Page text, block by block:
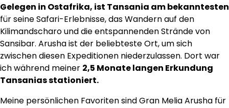
Gelegen in Ostafrika, ist Tansania am bekanntesten
für seine Safari-Erlebnisse, das Wandern auf den
Kilimandscharo und die entspannenden Strände von
Sansibar. Arusha ist der beliebteste Ort, um sich
zwischen diesen Expeditionen niederzulassen. Dort war
ich während meiner 2,5 Monate langen Erkundung
Tansanias stationiert.
Meine persönlichen Favoriten sind Gran Melia Arusha für